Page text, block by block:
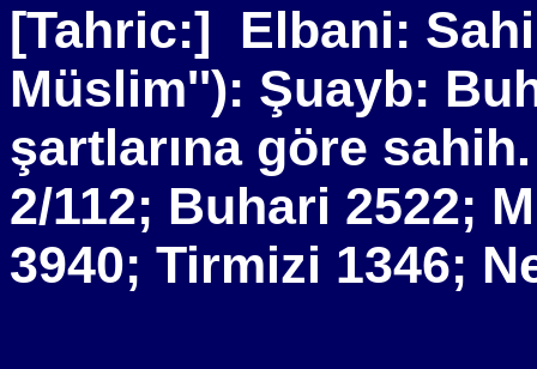
[Tahric:] Elbani:
Müslim''): Şuayb:
şartlarına göre
2/112; Buhari 2522;
3940; Tirmizi 1346;